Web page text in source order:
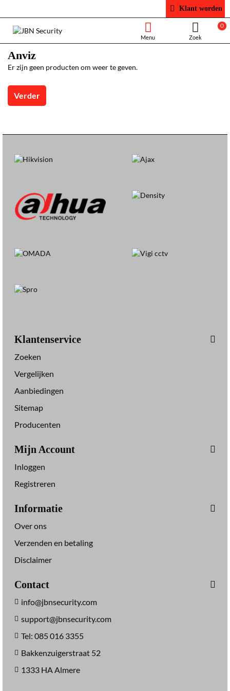
Klant worden
0
Anviz
Er zijn geen producten om weer te geven.
Verder
Klantenservice
Zoeken
Vergelijken
Aanbiedingen
Sitemap
Producenten
Mijn Account
Inloggen
Registreren
Informatie
Over ons
Verzenden en betaling
Disclaimer
Contact
info@jbnsecurity.com
support@jbnsecurity.com
Tel: 085 016 3355
Bakkenzuigerstraat 52
1333 HA Almere